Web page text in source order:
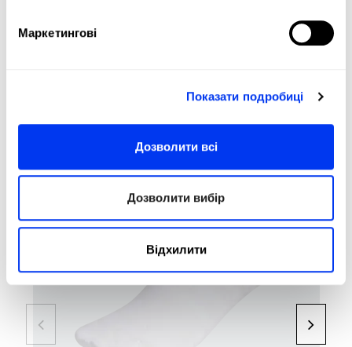
Маркетингові
Показати подробиці
Дозволити всі
Дозволити вибір
Відхилити